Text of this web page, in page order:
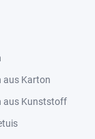
aus Karton
aus Kunststoff